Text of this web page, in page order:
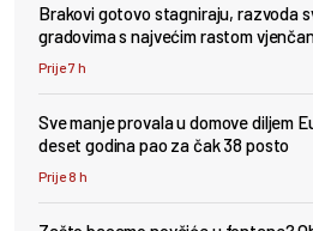
Brakovi gotovo stagniraju, razvoda
gradovima s najvećim rastom
Prije 7 h
Sve manje provala u domove diljem
deset godina pao za čak 38 posto
Prije 8 h